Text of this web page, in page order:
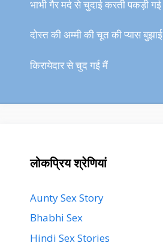
भाभी गैर मर्द से चुदाई करती पकड़ी गई
दोस्त की अम्मी की चूत की प्यास बुझाई
किरायेदार से चुद गई मैं
लोकप्रिय श्रेणियां
Aunty Sex Story
Bhabhi Sex
Hindi Sex Stories